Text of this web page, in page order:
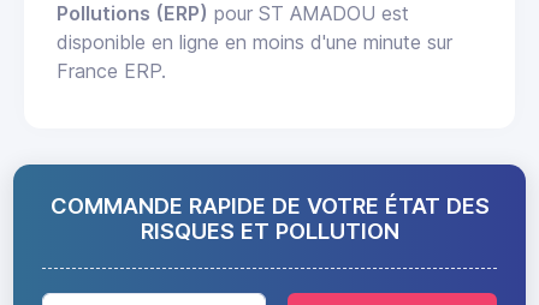
Pollutions (ERP) pour ST AMADOU est
disponible en ligne en moins d'une minute sur
France ERP.
COMMANDE RAPIDE DE VOTRE ÉTAT DES
RISQUES ET POLLUTION